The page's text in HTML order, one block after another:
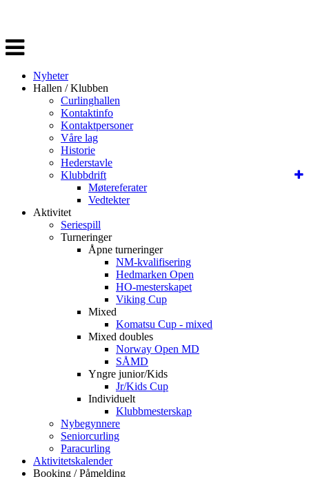
Veksle
navigasjon
Nyheter
Hallen / Klubben
Curlinghallen
Kontaktinfo
Kontaktpersoner
Våre lag
Historie
Hederstavle
Klubbdrift
Møtereferater
Vedtekter
Aktivitet
Seriespill
Turneringer
Åpne turneringer
NM-kvalifisering
Hedmarken Open
HO-mesterskapet
Viking Cup
Mixed
Komatsu Cup - mixed
Mixed doubles
Norway Open MD
SÅMD
Yngre junior/Kids
Jr/Kids Cup
Individuelt
Klubbmesterskap
Nybegynnere
Seniorcurling
Paracurling
Aktivitetskalender
Booking / Påmelding